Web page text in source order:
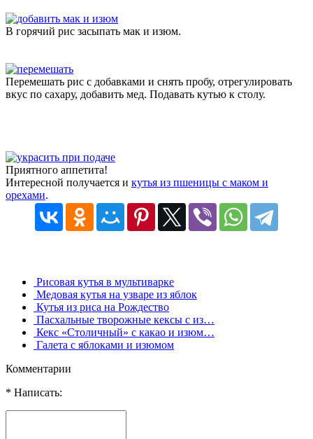
В горячий рис засыпать мак и изюм.
Перемешать рис с добавками и снять пробу, отрегулировать
вкус по сахару, добавить мед. Подавать кутью к столу.
Приятного аппетита!
Интересной получается и кутья из пшеницы с маком и
орехами.
Рисовая кутья в мультиварке
Медовая кутья на узваре из яблок
Кутья из риса на Рождество
Пасхальные творожные кексы с из…
Кекс «Столичный» с какао и изюм…
Галета с яблоками и изюмом
Комментарии
* Написать: